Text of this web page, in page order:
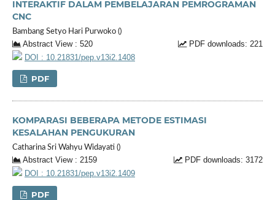
INTERAKTIF DALAM PEMBELAJARAN PEMROGRAMAN
CNC
Bambang Setyo Hari Purwoko ()
Abstract View : 520
PDF downloads: 221
DOI : 10.21831/pep.v13i2.1408
PDF
KOMPARASI BEBERAPA METODE ESTIMASI
KESALAHAN PENGUKURAN
Catharina Sri Wahyu Widayati ()
Abstract View : 2159
PDF downloads: 3172
DOI : 10.21831/pep.v13i2.1409
PDF